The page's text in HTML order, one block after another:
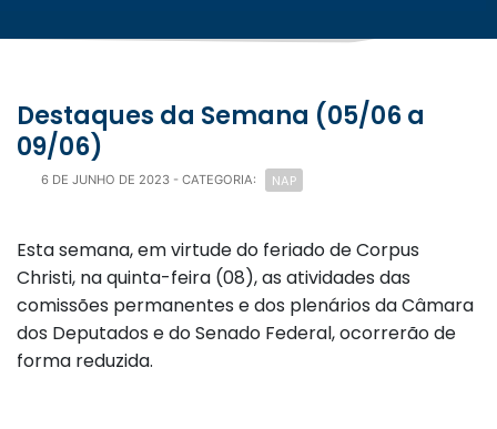
Destaques da Semana (05/06 a
09/06)
6 DE JUNHO DE 2023 - CATEGORIA: NAP
Esta semana, em virtude do feriado de Corpus
Christi, na quinta-feira (08), as atividades das
comissões permanentes e dos plenários da Câmara
dos Deputados e do Senado Federal, ocorrerão de
forma reduzida.